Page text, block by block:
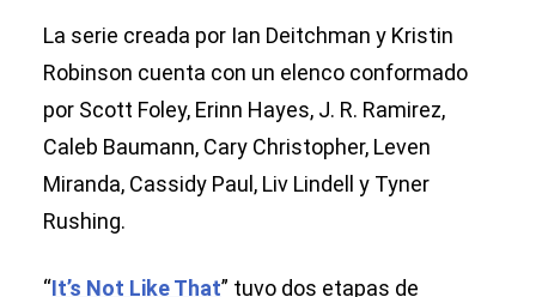
La serie creada por Ian Deitchman y Kristin
Robinson cuenta con un elenco conformado
por Scott Foley, Erinn Hayes, J. R. Ramirez,
Caleb Baumann, Cary Christopher, Leven
Miranda, Cassidy Paul, Liv Lindell y Tyner
Rushing.
“It’s Not Like That” tuvo dos etapas de